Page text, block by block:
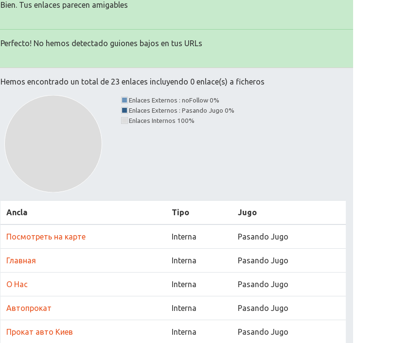
Bien. Tus enlaces parecen amigables
Perfecto! No hemos detectado guiones bajos en tus URLs
Hemos encontrado un total de 23 enlaces incluyendo 0 enlace(s) a ficheros
Enlaces Externos : noFollow 0%
Enlaces Externos : Pasando Jugo 0%
Enlaces Internos 100%
Ancla Tipo Jugo
Посмотреть на карте Interna Pasando Jugo
Главная Interna Pasando Jugo
О Нас Interna Pasando Jugo
Автопрокат Interna Pasando Jugo
Прокат авто Киев Interna Pasando Jugo